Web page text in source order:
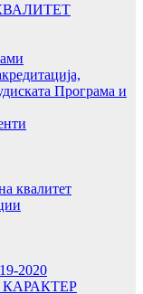
Програма и
квалитет
2020